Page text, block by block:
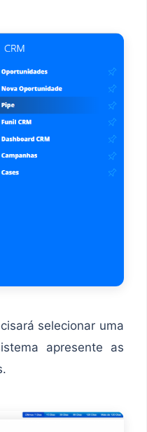
selecionar uma
apresente as